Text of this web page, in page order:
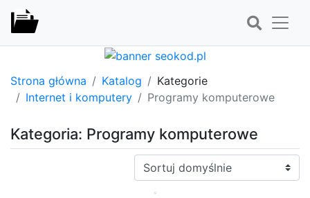
Strona główna Katalog
Kategorie
Internet i komputery
Programy komputerowe
Kategoria: Programy komputerowe
Sortuj: